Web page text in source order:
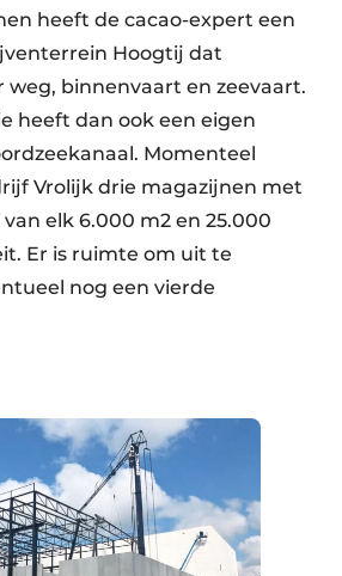
heeft de cacao-expert een
Hoogtij dat
weg, binnenvaart en zeevaart.
heeft dan ook een eigen
Momenteel
Vrolijk drie magazijnen met
elk 6.000 m2 en 25.000
Er is ruimte om uit te
nog een vierde